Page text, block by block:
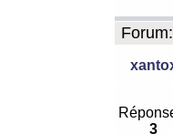
Forum:
3